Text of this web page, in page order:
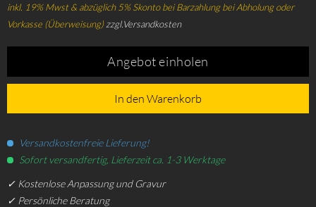
inkl. 19% Mwst & abzüglich 5% Skonto bei Barzahlung bei Abholung oder
Vorkasse (Überweisung)zzgl.Versandkosten
Angebot einholen
In den Warenkorb
Versandkostenfreie Lieferung!
Sofort versandfertig, Lieferzeit ca. 1-3 Werktage
✓ Kostenlose Anpassung und Gravur
✓ Persönliche Beratung